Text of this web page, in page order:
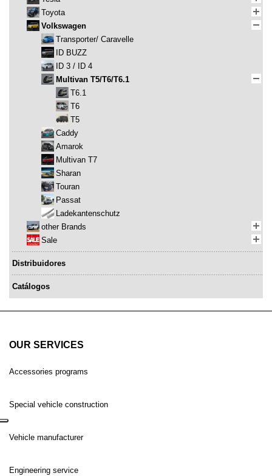
Toyota
Volkswagen
Transporter/ Caravelle
ID BUZZ
ID 3 / ID 4
Multivan T5/T6/T6.1
T6.1
T6
T5
Caddy
Amarok
Multivan T7
Sharan
Touran
Passat
Ladekantenschutz
other Brands
Sale
Distribuidores
Catálogos
OUR SERVICES
Accessories programs
Special vehicle construction
Vehicle manufacturer
Engineering service